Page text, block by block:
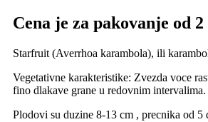
Cena je za pakovanje od 2
Starfruit (Averrhoa karambola), ili
Vegetativne karakteristike: Zvezda voce
fino dlakave grane u redovnim intervalima.
Plodovi su duzine 8-13 cm , precnika od